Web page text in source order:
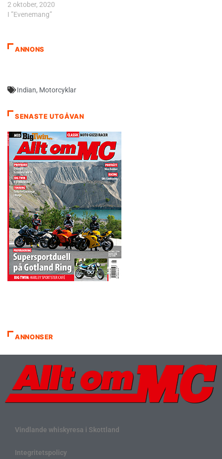
2 oktober, 2020
I ”Evenemang”
ANNONS
Indian, Motorcyklar
SENASTE UTGÅVAN
ANNONSER
Vindlande whiskyresa i Skottland
Integritetspolicy